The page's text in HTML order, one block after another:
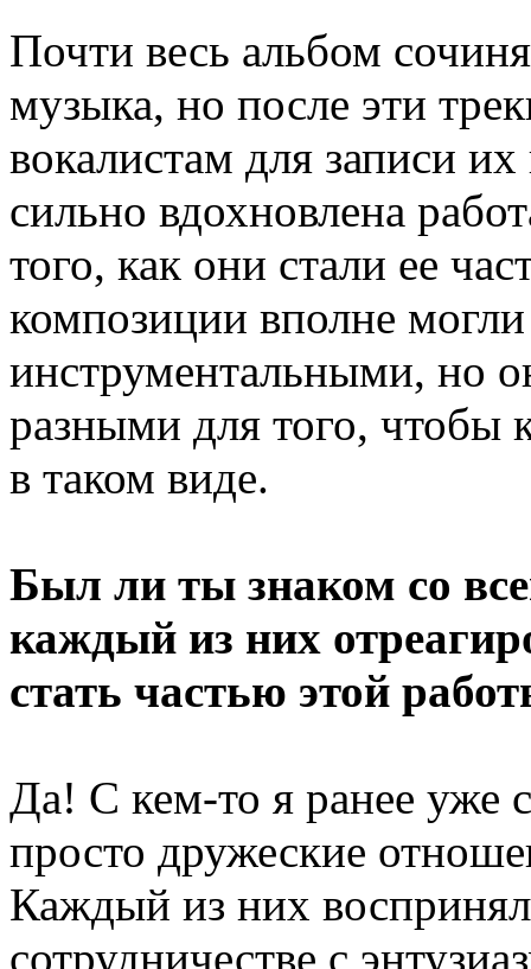
Почти весь альбом
музыка, но после эти
вокалистам для записи
сильно вдохновлена
того, как они стали ее
композиции вполне
инструментальными, но
разными для того, чтобы
в таком виде.
Был ли ты знаком со
каждый из них
стать частью этой
Да! С кем-то я ранее уже
просто дружеские
Каждый из них
сотрудничестве с